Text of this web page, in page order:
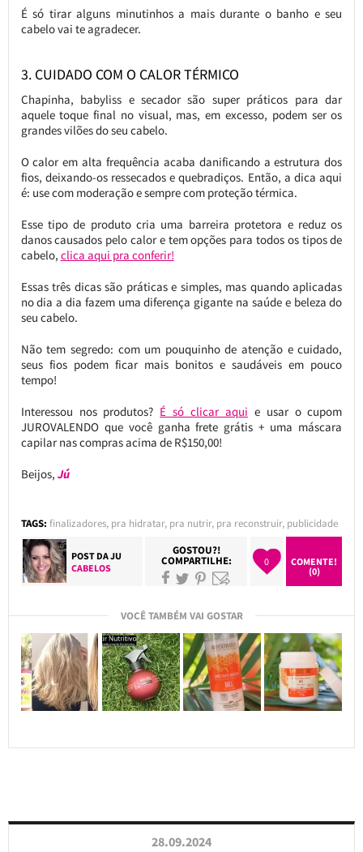
É só tirar alguns minutinhos a mais durante o banho e seu
cabelo vai te agradecer.
3. CUIDADO COM O CALOR TÉRMICO
Chapinha, babyliss e secador são super práticos para dar
aquele toque final no visual, mas, em excesso, podem ser os
grandes vilões do seu cabelo.
O calor em alta frequência acaba danificando a estrutura dos
fios, deixando-os ressecados e quebradiços. Então, a dica aqui
é: use com moderação e sempre com proteção térmica.
Esse tipo de produto cria uma barreira protetora e reduz os
danos causados pelo calor e tem opções para todos os tipos de
cabelo, clica aqui pra conferir!
Essas três dicas são práticas e simples, mas quando aplicadas
no dia a dia fazem uma diferença gigante na saúde e beleza do
seu cabelo.
Não tem segredo: com um pouquinho de atenção e cuidado,
seus fios podem ficar mais bonitos e saudáveis em pouco
tempo!
Interessou nos produtos? É só clicar aqui e usar o cupom
JUROVALENDO que você ganha frete grátis + uma máscara
capilar nas compras acima de R$150,00!
Beijos, Jú
TAGS: finalizadores, pra hidratar, pra nutrir, pra reconstruir, publicidade
POST DAJU
CABELOS
GOSTOU?!
COMPARTILHE: 0
COMENTE!
(0)
VOCÊ TAMBÉM VAI GOSTAR
28.09.2024